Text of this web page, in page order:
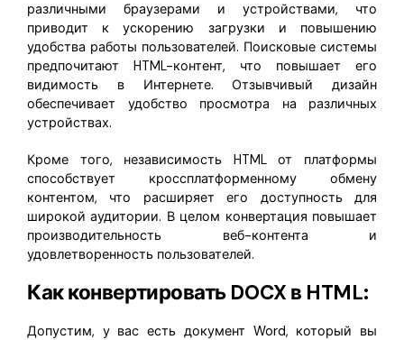
различными браузерами и устройствами, что
приводит к ускорению загрузки и повышению
удобства работы пользователей. Поисковые системы
предпочитают HTML-контент, что повышает его
видимость в Интернете. Отзывчивый дизайн
обеспечивает удобство просмотра на различных
устройствах.
Кроме того, независимость HTML от платформы
способствует кроссплатформенному обмену
контентом, что расширяет его доступность для
широкой аудитории. В целом конвертация повышает
производительность веб-контента и
удовлетворенность пользователей.
Как конвертировать DOCX в HTML:
Допустим, у вас есть документ Word, который вы